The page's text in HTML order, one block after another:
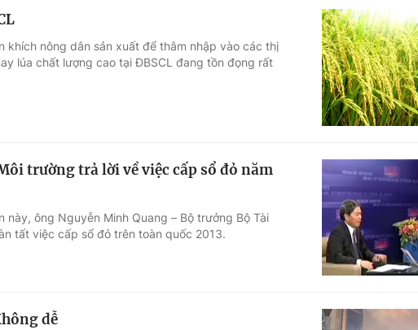
nông dân sản xuất để thâm nhập vào các thị
lúa chất lượng cao tại ĐBSCL đang tồn đọng rất
trường trả lời về việc cấp sổ đỏ năm
ông Nguyễn Minh Quang – Bộ trưởng Bộ Tài
tất việc cấp sổ đỏ trên toàn quốc 2013.
dễ